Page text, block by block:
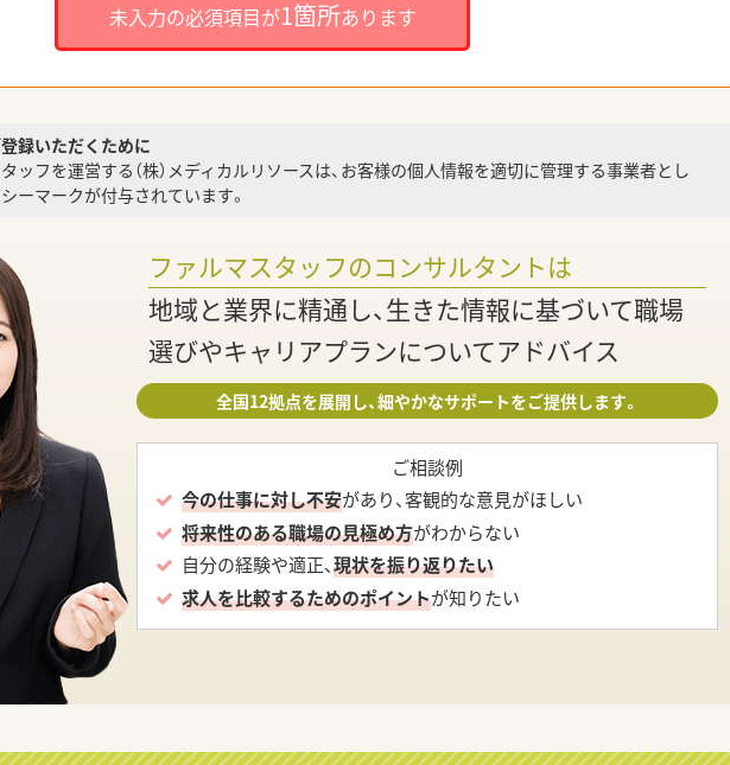
未入力の必須項目が1箇所あります
録いただくために
ッフを運営する（株）メディカルリソースは、お客様の個人情報を適切に管理する事業者とし
ーマークが付与されています。
ファルマスタッフのコンサルタントは
地域と業界に精通し、生きた情報に基づいて職場
選びやキャリアプランについてアドバイス
全国12拠点を展開し、細やかなサポートをご提供します。
ご相談例
今の仕事に対し不安があり、客観的な意見がほしい
将来性のある職場の見極め方がわからない
自分の経験や適正、現状を振り返りたい
求人を比較するためのポイントが知りたい